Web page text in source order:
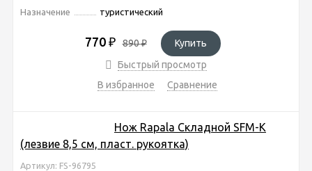
Назначение туристический
770 ₽ 890₽
Купить
Быстрый просмотр
В избранное
Сравнение
Нож Rapala Cкладной SFM-K
(лезвие 8,5 см, пласт. рукоятка)
Артикул: FS-96795